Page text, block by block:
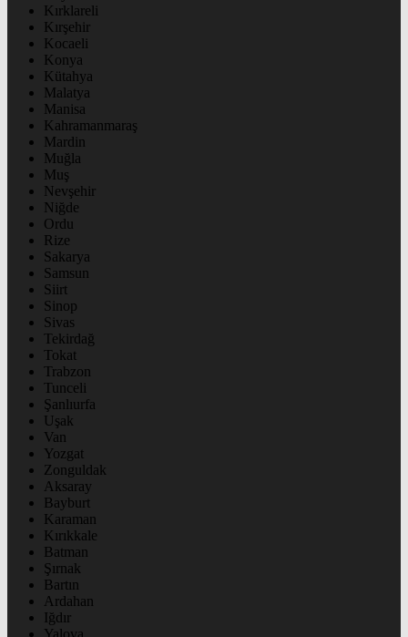
Kırklareli
Kırşehir
Kocaeli
Konya
Kütahya
Malatya
Manisa
Kahramanmaraş
Mardin
Muğla
Muş
Nevşehir
Niğde
Ordu
Rize
Sakarya
Samsun
Siirt
Sinop
Sivas
Tekirdağ
Tokat
Trabzon
Tunceli
Şanlıurfa
Uşak
Van
Yozgat
Zonguldak
Aksaray
Bayburt
Karaman
Kırıkkale
Batman
Şırnak
Bartın
Ardahan
Iğdır
Yalova